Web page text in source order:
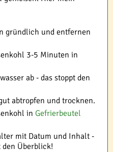
gründlich und entfernen
3-5 Minuten in
ab - das stoppt den
abtropfen und trocknen.
in Gefrierbeutel
mit Datum und Inhalt -
Überblick!